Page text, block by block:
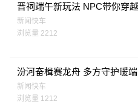
晋祠端午新玩法 NPC带你穿
新闻快车
浏览量 2212
汾河奋楫赛龙舟 多方守护暖
新闻快车
浏览量 1212